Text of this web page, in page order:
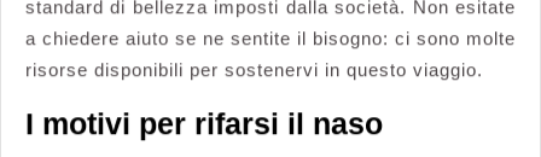
standard di bellezza imposti dalla società. Non esitate
a chiedere aiuto se ne sentite il bisogno: ci sono molte
risorse disponibili per sostenervi in questo viaggio.
I motivi per rifarsi il naso